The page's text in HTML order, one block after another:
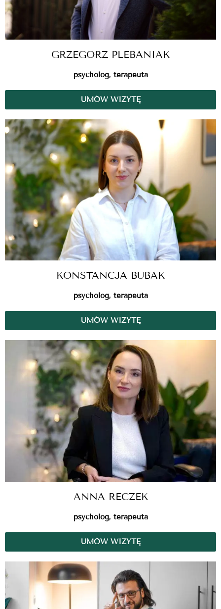
GRZEGORZ PLEBANIAK
psycholog, terapeuta
UMÓW WIZYTĘ
KONSTANCJA BUBAK
psycholog, terapeuta
UMÓW WIZYTĘ
ANNA RECZEK
psycholog, terapeuta
UMÓW WIZYTĘ